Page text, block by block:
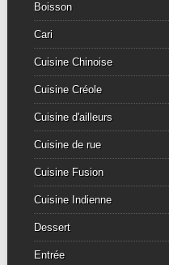
Boisson
Cari
Cuisine Chinoise
Cuisine Créole
Cuisine d'ailleurs
Cuisine de rue
Cuisine Fusion
Cuisine Indienne
Dessert
Entrée